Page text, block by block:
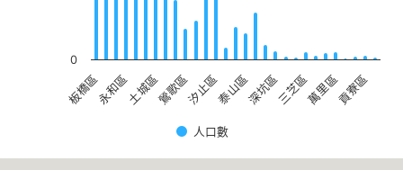
人口數
板橋區永和區土城區鶯歌區汐止區泰山區深坑區三芝區萬里區貢寮區
0